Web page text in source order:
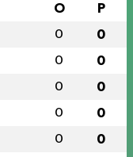
O P
0 0
0 0
0 0
0 0
0 0